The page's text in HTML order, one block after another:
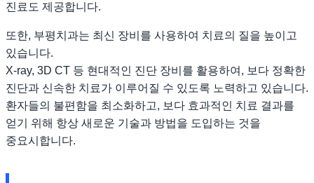
진료도 제공합니다.
또한, 부평치과는 최신 장비를 사용하여 치료의 질을 높이고
있습니다.
X-ray, 3D CT 등 현대적인 진단 장비를 활용하여, 보다 정확한
진단과 신속한 치료가 이루어질 수 있도록 노력하고 있습니다.
환자들의 불편함을 최소화하고, 보다 효과적인 치료 결과를
얻기 위해 항상 새로운 기술과 방법을 도입하는 것을
중요시합니다.